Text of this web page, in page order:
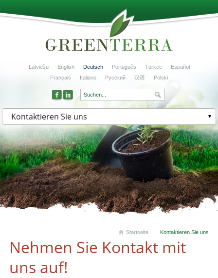
Latviešu English Deutsch Português Türkçe
Español
Français
Italiano Русский 汉语 Polski
Kontaktieren Sie uns
Startseite Kontaktieren Sie uns
Nehmen Sie Kontakt mit
uns auf!